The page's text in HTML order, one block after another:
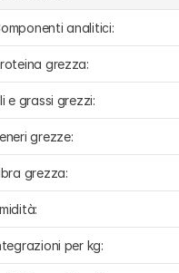
analitici:
grezza:
e grassi grezzi:
grezze:
grezza:
per kg: